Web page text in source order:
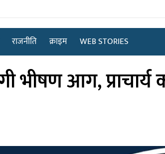
राजनीति क्राइम WEB STORIES
भीषण आग, प्राचार्य